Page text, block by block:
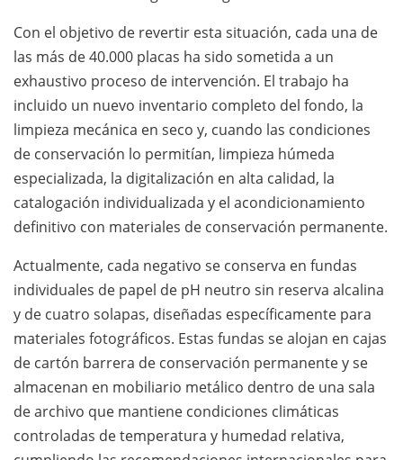
Con el objetivo de revertir esta situación, cada una de
las más de 40.000 placas ha sido sometida a un
exhaustivo proceso de intervención. El trabajo ha
incluido un nuevo inventario completo del fondo, la
limpieza mecánica en seco y, cuando las condiciones
de conservación lo permitían, limpieza húmeda
especializada, la digitalización en alta calidad, la
catalogación individualizada y el acondicionamiento
definitivo con materiales de conservación permanente.
Actualmente, cada negativo se conserva en fundas
individuales de papel de pH neutro sin reserva alcalina
y de cuatro solapas, diseñadas específicamente para
materiales fotográficos. Estas fundas se alojan en cajas
de cartón barrera de conservación permanente y se
almacenan en mobiliario metálico dentro de una sala
de archivo que mantiene condiciones climáticas
controladas de temperatura y humedad relativa,